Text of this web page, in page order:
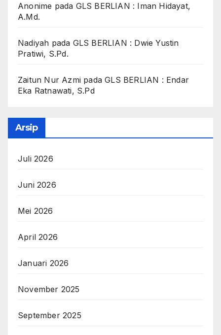
Anonime pada GLS BERLIAN : Iman Hidayat,
A.Md.
Nadiyah pada GLS BERLIAN : Dwie Yustin
Pratiwi, S.Pd.
Zaitun Nur Azmi padaGLS BERLIAN : Endar
Eka Ratnawati, S.Pd
Arsip
Juli 2026
Juni 2026
Mei 2026
April 2026
Januari 2026
November 2025
September 2025